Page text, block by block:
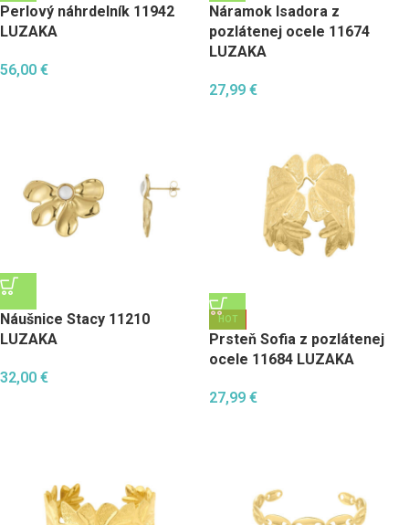
Perlový náhrdelník 11942
LUZAKA
56,00 €
Náramok Isadora z
pozlátenej ocele 11674
LUZAKA
27,99 €
Náušnice Stacy 11210
LUZAKA
32,00 €
HOT
Prsteň Sofia z pozlátenej
ocele 11684 LUZAKA
27,99 €